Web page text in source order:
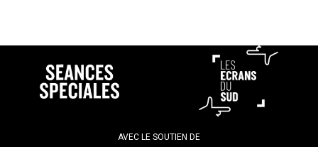
AVEC LE SOUTIEN DE